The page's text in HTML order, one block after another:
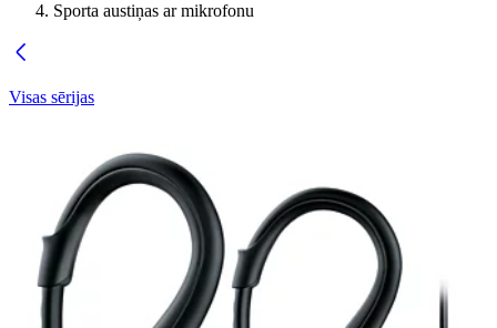
Sporta austiņas ar mikrofonu
Visas sērijas